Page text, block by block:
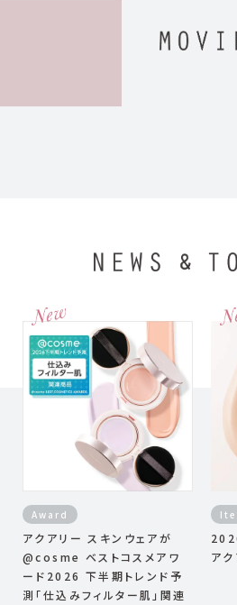
WEBCM「アクアリー スキンウェ
Award
アクアリー スキンウェアが
@cosme ベストコスメアワ
ード2026 下半期トレンド予
測「仕込みフィルター肌」関連
ア